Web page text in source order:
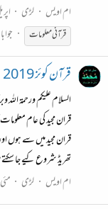
ام اویس
لڑی اپریل
قرآنی معلومات
قرآن کوئز 2019
السلام علیکم ورحمة
قران مجید کی عام
قران مجید میں سے ہوں
تھریڈ شروع کیے جا
ام اویس
لڑی مئی 7، 2019